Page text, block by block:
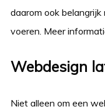
daarom ook
voeren. Meer
Webdesign
Niet alleen om een